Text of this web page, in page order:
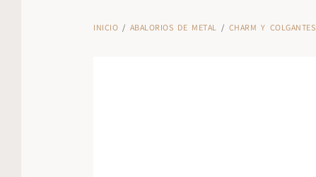
INICIO / ABALORIOS DE METAL / CHARM Y COLGANTES